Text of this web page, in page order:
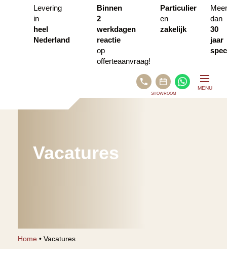
Levering
in
heel
Nederland
Binnen
2
werkdagen
reactie
op
offerteaanvraag!
Particulier
en
zakelijk
Meer
dan
30
jaar
BEL
ONS
SHOWROOM
MENU
Vacatures
Home • Vacatures